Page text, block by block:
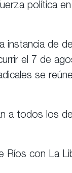
política
instancia de
el 7 de
se
a todos los
Ríos con La